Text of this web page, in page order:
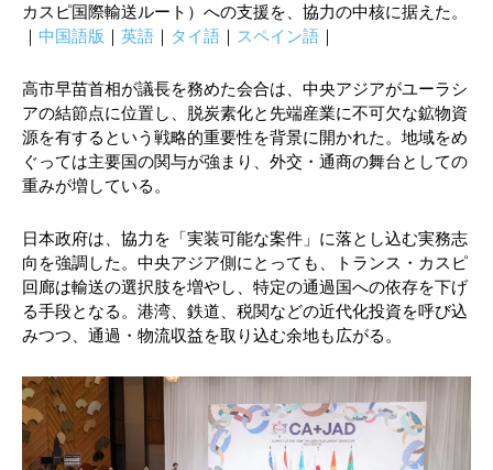
カスピ国際輸送ルート）への支援を、協力の中核に据えた。
中国語版 英語 タイ語 スペイン語
高市早苗首相が議長を務めた会合は、中央アジアがユーラシ
アの結節点に位置し、脱炭素化と先端産業に不可欠な鉱物資
源を有するという戦略的重要性を背景に開かれた。地域をめ
ぐっては主要国の関与が強まり、外交・通商の舞台としての
重みが増している。
日本政府は、協力を「実装可能な案件」に落とし込む実務志
向を強調した。中央アジア側にとっても、トランス・カスピ
回廊は輸送の選択肢を増やし、特定の通過国への依存を下げ
る手段となる。港湾、鉄道、税関などの近代化投資を呼び込
みつつ、通過・物流収益を取り込む余地も広がる。